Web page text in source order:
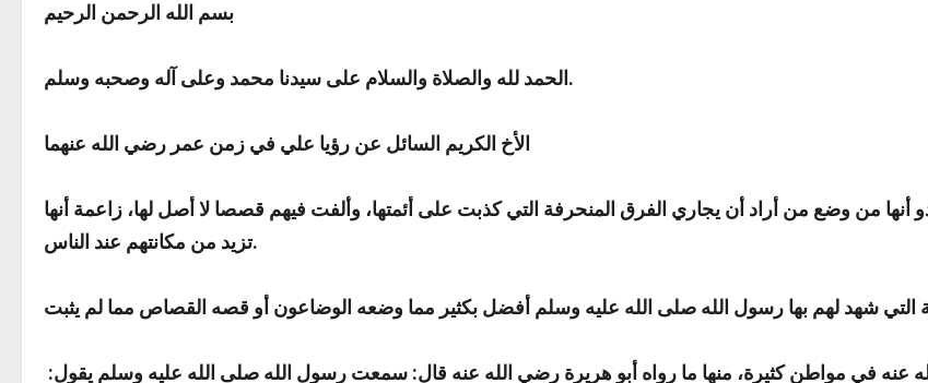
بسم الله الرحمن الرحيم
الحمد لله والصلاة والسلام على سيدنا محمد وعلى آله وصحبه وسلم.
الأخ الكريم السائل عن رؤيا علي في زمن عمر رضي الله عنهما
أنها من وضع من أراد أن يجاري الفرق المنحرفة التي كذبت على أئمتها، وألفت فيهم قصصا لا أصل لها، زاعمة أنها
تزيد من مكانتهم عند الناس.